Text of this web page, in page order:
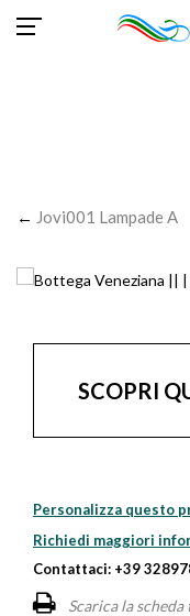
← Jovi001 Lampade A
SCOPRI
Personalizza questo
Richiedi maggiori
Contattaci: +39
Scarica la scheda